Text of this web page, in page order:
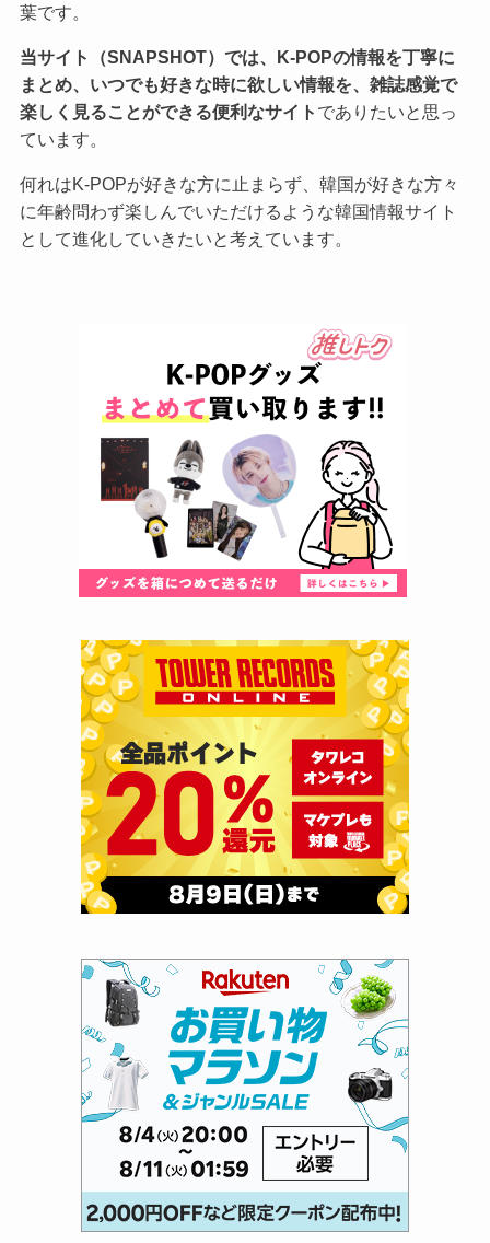
葉です。
当サイト（SNAPSHOT）では、K-POPの情報を丁寧に
まとめ、いつでも好きな時に欲しい情報を、雑誌感覚で
楽しく見ることができる便利なサイト でありたいと思っ
ています。
何れはK-POPが好きな方に止まらず、韓国が好きな方々
に年齢問わず楽しんでいただけるような韓国情報サイト
として進化していきたいと考えています。